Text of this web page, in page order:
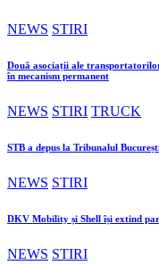
NEWS STIRI
Două asociații ale
în mecanism permanent
NEWS STIRI TRUCK
STB a depus la Tribunalul
NEWS STIRI
DKV Mobility și Shell își extind
NEWS STIRI